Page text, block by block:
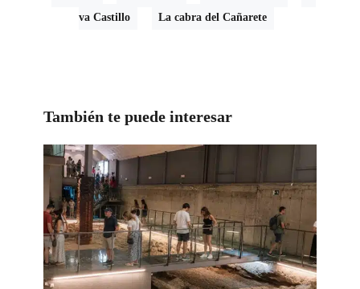
va Castillo
La cabra del Cañarete
También te puede interesar